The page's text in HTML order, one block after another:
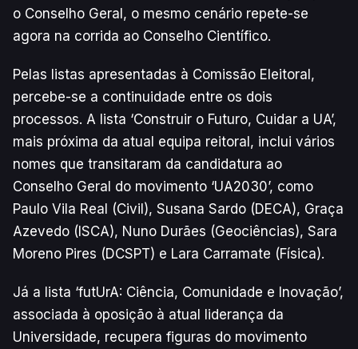
o Conselho Geral, o mesmo cenário repete-se
agora na corrida ao Conselho Científico.
Pelas listas apresentadas à Comissão Eleitoral,
percebe-se a continuidade entre os dois
processos. A lista ‘Construir o Futuro, Cuidar a UA’,
mais próxima da atual equipa reitoral, inclui vários
nomes que transitaram da candidatura ao
Conselho Geral do movimento ‘UA2030’, como
Paulo Vila Real (Civil), Susana Sardo (DECA), Graça
Azevedo (ISCA), Nuno Durães (Geociências), Sara
Moreno Pires (DCSPT) e Lara Carramate (Física).
Já a lista ‘futUrA: Ciência, Comunidade e Inovação’,
associada à oposição à atual liderança da
Universidade, recupera figuras do movimento